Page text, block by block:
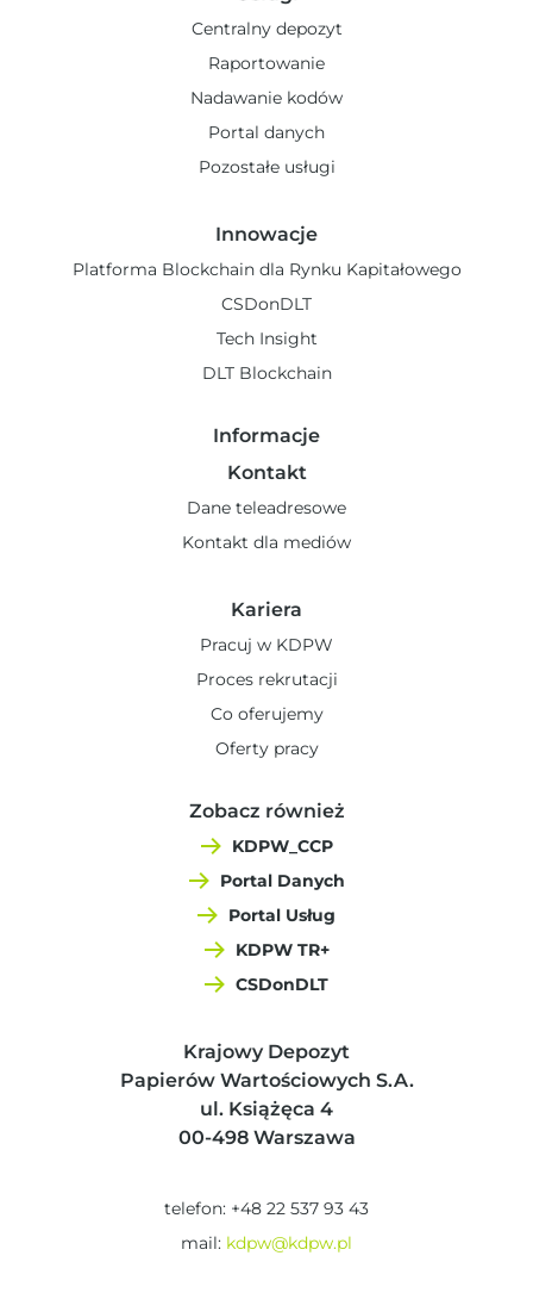
Centralny depozyt
Raportowanie
Nadawanie kodów
Portal danych
Pozostałe usługi
Innowacje
Platforma Blockchain dla Rynku Kapitałowego
CSDonDLT
Tech Insight
DLT Blockchain
Informacje
Kontakt
Dane teleadresowe
Kontakt dla mediów
Kariera
Pracuj w KDPW
Proces rekrutacji
Co oferujemy
Oferty pracy
Zobacz również
KDPW_CCP
Portal Danych
Portal Usług
KDPW TR+
CSDonDLT
Krajowy Depozyt
Papierów Wartościowych S.A.
ul. Książęca 4
00-498 Warszawa
telefon: +48 22 537 93 43
mail: kdpw@kdpw.pl